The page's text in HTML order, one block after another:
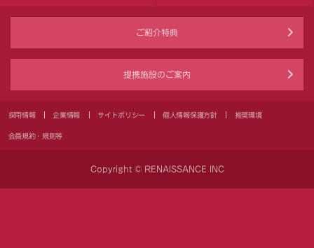
ご紹介特典
提携施設のご案内
採用情報 企業情報 サイトポリシー 個人情報保護方針 推奨環境
会員規約・規則等
Copyright © RENAISSANCE INC